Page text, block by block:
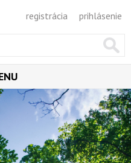
registrácia prihlásenie